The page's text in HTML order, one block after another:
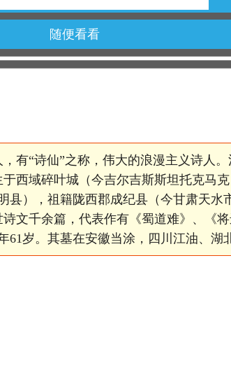
随便看看
有“诗仙”之称，伟大的浪漫主义诗人
于西域碎叶城（今吉尔吉斯斯坦托克马
县），祖籍陇西郡成纪县（今甘肃天水
文千余篇，代表作有《蜀道难》、《
61岁。其墓在安徽当涂，四川江油、湖